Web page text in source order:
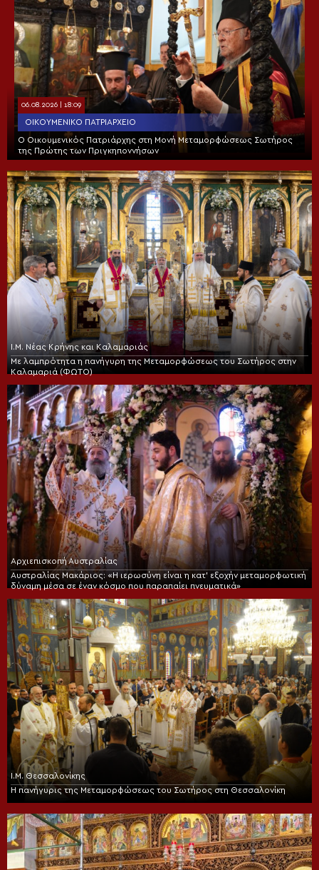
06.08.2026 | 18:09
ΟΙΚΟΥΜΕΝΙΚΌ ΠΑΤΡΙΑΡΧΕΊΟ
Ο Οικουμενικός Πατριάρχης στη Μονή Μεταμορφώσεως Σωτήρος
της Πρώτης των Πριγκηποννήσων
Ι.Μ. Νέας Κρήνης και Καλαμαριάς
Με λαμπρότητα η πανήγυρη της Μεταμορφώσεως του Σωτήρος στην
Καλαμαριά (ΦΩΤΟ)
Αρχιεπισκοπή Αυστραλίας
Αυστραλίας Μακάριος: «Η ιερωσύνη είναι η κατ’ εξοχήν μεταμορφωτική
δύναμη μέσα σε έναν κόσμο που παραπαίει πνευματικά»
Ι.Μ. Θεσσαλονίκης
Η πανήγυρις της Μεταμορφώσεως του Σωτήρος στη Θεσσαλονίκη